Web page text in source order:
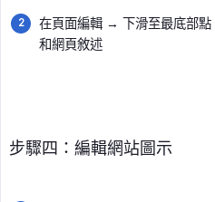
在頁面編輯 → 下滑至最底部
和網頁敘述
步驟四：編輯網站圖示